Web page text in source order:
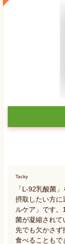
Tacky
「L-92乳酸菌
摂取したい方に
ルケア」です
菌が凝縮されて
先でも欠かさず
食べることもで